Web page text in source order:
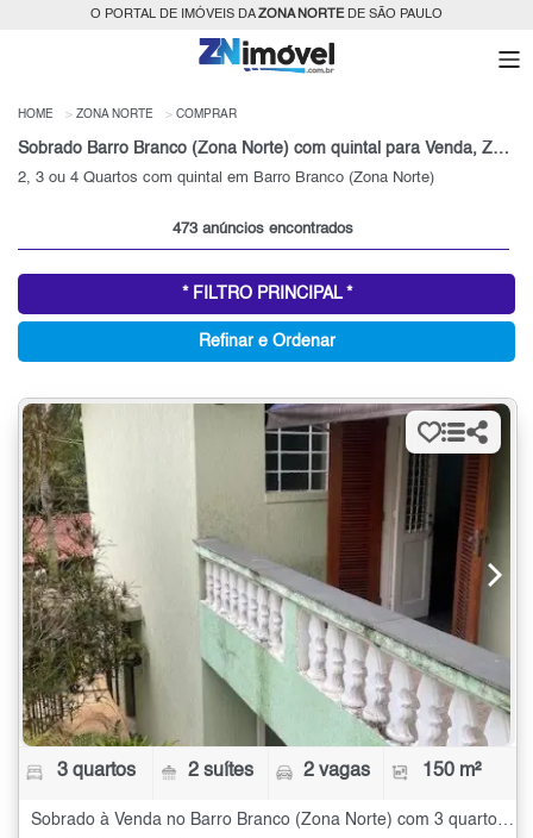
O PORTAL DE IMÓVEIS DAZONA NORTEDE SÃO PAULO
HOME ZONA NORTE COMPRAR
Sobrado Barro Branco (Zona Norte) com quintal para Venda, Zona Norte, SP
2, 3 ou 4 Quartos com quintal em Barro Branco (Zona Norte)
473 anúncios encontrados
* FILTRO PRINCIPAL *
Refinar e Ordenar
3 quartos 2 suítes 2 vagas 150 m²
Sobrado à Venda no Barro Branco (Zona Norte) com 3 quartos - 150 m²